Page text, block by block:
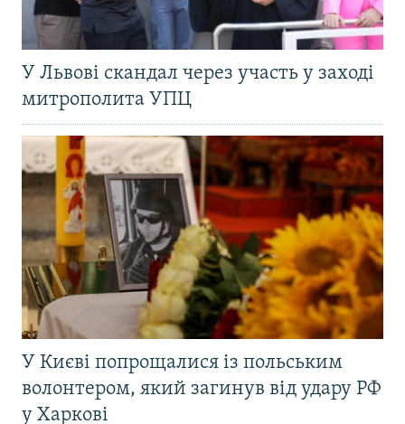
У Львові скандал через участь у заході
митрополита УПЦ
У Києві попрощалися із польським
волонтером, який загинув від удару РФ
у Харкові